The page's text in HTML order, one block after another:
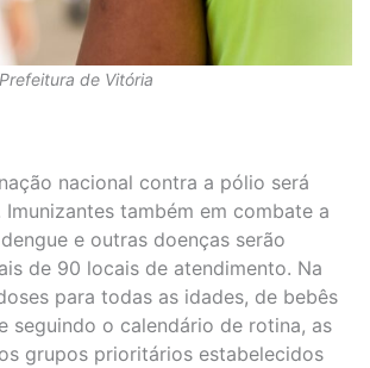
de Vitória
nacional contra a pólio será
Imunizantes também em combate a
e outras doenças serão
de 90 locais de atendimento. Na
para todas as idades, de bebês
seguindo o calendário de rotina, as
grupos prioritários estabelecidos